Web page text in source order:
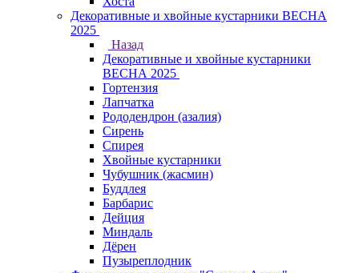
Декоративные и хвойные кустарники ВЕСНА
2025
Назад
Декоративные и хвойные кустарники
ВЕСНА 2025
Гортензия
Лапчатка
Рододендрон (азалия)
Сирень
Спирея
Хвойные кустарники
Чубушник (жасмин)
Буддлея
Барбарис
Дейция
Миндаль
Дёрен
Пузыреплодник